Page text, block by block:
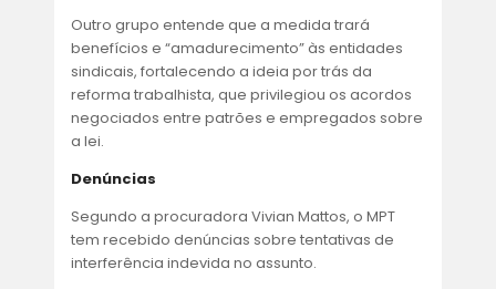
Outro grupo entende que a medida trará
benefícios e “amadurecimento” às entidades
sindicais, fortalecendo a ideia por trás da
reforma trabalhista, que privilegiou os acordos
negociados entre patrões e empregados sobre
a lei.
Denúncias
Segundo a procuradora Vivian Mattos, o MPT
tem recebido denúncias sobre tentativas de
interferência indevida no assunto.